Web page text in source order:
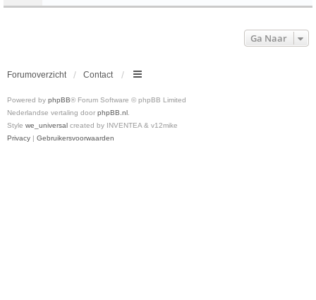
Ga Naar
Forumoverzicht Contact
Powered by phpBB® Forum Software © phpBB Limited
Nederlandse vertaling door phpBB.nl
Style we_universal created by INVENTEA & v12mike
Privacy | Gebruikersvoorwaarden